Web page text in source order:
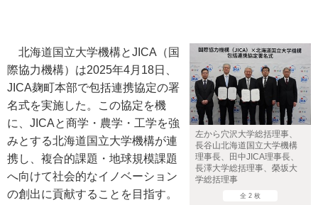
左から穴沢大学総括理事、
長谷山北海道国立大学機構
理事長、田中JICA理事長、
長澤大学総括理事、榮坂大
学総括理事
全 2 枚
北海道国立大学機構とJICA（国
際協力機構）は2025年4月18日、
JICA麹町本部で包括連携協定の署
名式を実施した。この協定を機
に、JICAと商学・農学・工学を強
みとする北海道国立大学機構が連
携し、複合的課題・地球規模課題
へ向けて社会的なイノベーション
の創出に貢献することを目指す。